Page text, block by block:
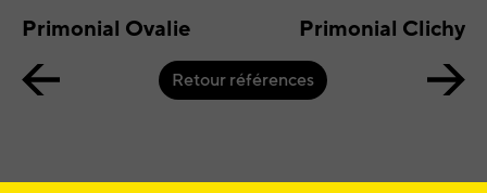
Primonial Ovalie Primonial Clichy
Retour références